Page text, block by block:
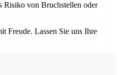
Risiko von Bruchstellen oder
Freude. Lassen Sie uns Ihre